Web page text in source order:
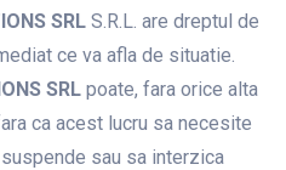
SRL S.R.L. are dreptul de
ce va afla de situatie.
SRL poate, fara orice alta
ca acest lucru sa necesite
sau sa interzica